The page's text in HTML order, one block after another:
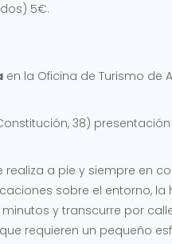
5€.
en la Oficina de Turismo de
38)
realiza a pie y siempre en
sobre el entorno, la
y transcurre por
requieren un pequeño